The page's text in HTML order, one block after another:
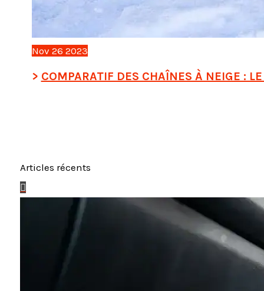
Nov 26 2023
COMPARATIF DES CHAÎNES À NEIGE :
Articles récents